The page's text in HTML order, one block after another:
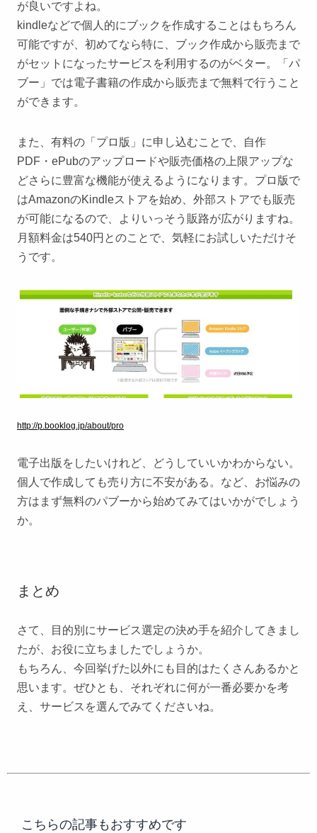
が良いですよね。
kindleなどで個人的にブックを作成することはもちろん
可能ですが、初めてなら特に、ブック作成から販売まで
がセットになったサービスを利用するのがベター。「パ
ブー」では電子書籍の作成から販売まで無料で行うこと
ができます。
また、有料の「プロ版」に申し込むことで、自作
PDF・ePubのアップロードや販売価格の上限アップな
どさらに豊富な機能が使えるようになります。プロ版で
はAmazonのKindleストアを始め、外部ストアでも販売
が可能になるので、よりいっそう販路が広がりますね。
月額料金は540円とのことで、気軽にお試しいただけそ
うです。
http://p.booklog.jp/about/pro
電子出版をしたいけれど、どうしていいかわからない。
個人で作成しても売り方に不安がある。など、お悩みの
方はまず無料のパブーから始めてみてはいかがでしょう
か。
まとめ
さて、目的別にサービス選定の決め手を紹介してきまし
たが、お役に立ちましたでしょうか。
もちろん、今回挙げた以外にも目的はたくさんあるかと
思います。ぜひとも、それぞれに何が一番必要かを考
え、サービスを選んでみてくださいね。
こちらの記事もおすすめです